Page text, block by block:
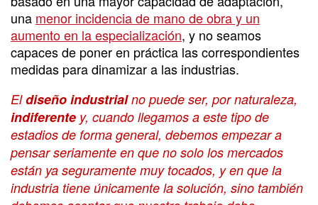
una menor incidencia de mano de obra y un
aumento en la especialización, y no seamos
capaces de poner en práctica las correspondientes
medidas para dinamizar a las industrias.
Eldiseño industrialno puede ser, por naturaleza,
indiferente y, cuando llegamos a este tipo de
estadios de forma general, debemos empezar a
pensar seriamente en que no solo los mercados
están ya seguramente muy tocados, y en que la
industria tiene únicamente la solución, sino también